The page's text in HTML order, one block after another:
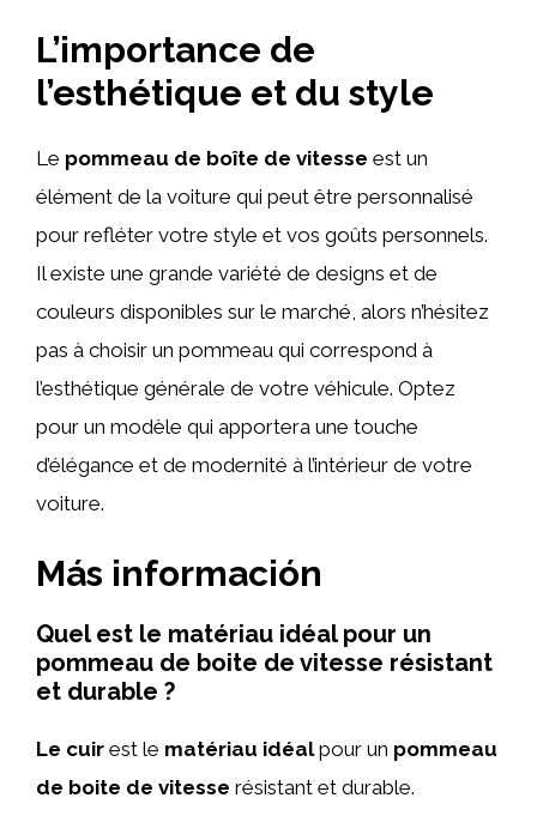
L’importance de
l’esthétique et du style
Le pommeau de boîte de vitesse est un
élément de la voiture qui peut être personnalisé
pour refléter votre style et vos goûts personnels.
Il existe une grande variété de designs et de
couleurs disponibles sur le marché, alors n’hésitez
pas à choisir un pommeau qui correspond à
l’esthétique générale de votre véhicule. Optez
pour un modèle qui apportera une touche
d’élégance et de modernité à l’intérieur de votre
voiture.
Más información
Quel est le matériau idéal pour un
pommeau de boite de vitesse résistant
et durable ?
Le cuir est le matériau idéalpour un pommeau
de boite de vitesse résistant et durable.